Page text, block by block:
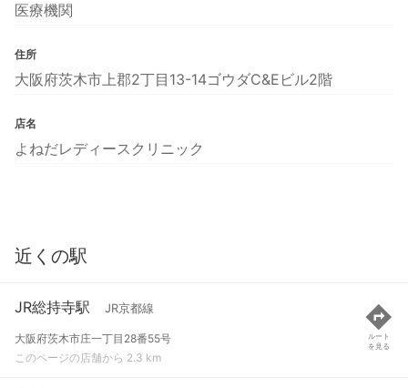
医療機関
住所
大阪府茨木市上郡2丁目13-14ゴウダC&Eビル2階
店名
よねだレディースクリニック
近くの駅
JR総持寺駅 JR京都線
大阪府茨木市庄一丁目28番55号
このページの店舗から 2.3 km
ルート
を見る